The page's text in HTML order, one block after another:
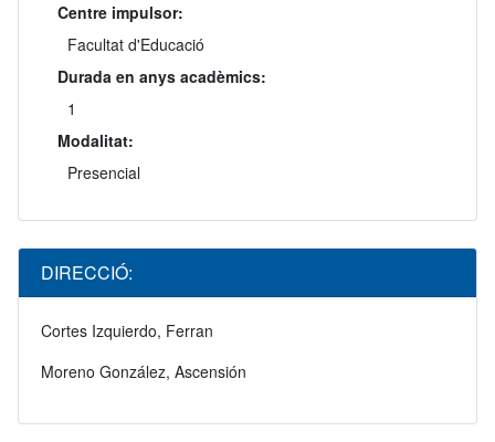
Centre impulsor:
Facultat d'Educació
Durada en anys acadèmics:
1
Modalitat:
Presencial
DIRECCIÓ:
Cortes Izquierdo, Ferran
Moreno González, Ascensión